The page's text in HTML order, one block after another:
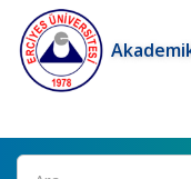
Ara